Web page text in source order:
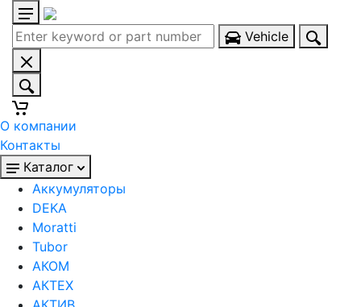
Vehicle
О компании
Контакты
Каталог
Аккумуляторы
DEKA
Moratti
Tubor
АКОМ
АКТЕХ